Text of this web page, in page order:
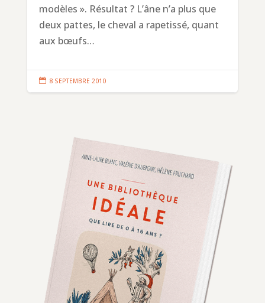
modèles ». Résultat ? L’âne n’a plus que
deux pattes, le cheval a rapetissé, quant
aux bœufs…
 8 SEPTEMBRE 2010